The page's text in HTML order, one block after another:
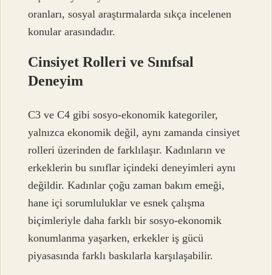
oranları, sosyal araştırmalarda sıkça incelenen
konular arasındadır.
Cinsiyet Rolleri ve Sınıfsal
Deneyim
C3 ve C4 gibi sosyo-ekonomik kategoriler,
yalnızca ekonomik değil, aynı zamanda cinsiyet
rolleri üzerinden de farklılaşır. Kadınların ve
erkeklerin bu sınıflar içindeki deneyimleri aynı
değildir. Kadınlar çoğu zaman bakım emeği,
hane içi sorumluluklar ve esnek çalışma
biçimleriyle daha farklı bir sosyo-ekonomik
konumlanma yaşarken, erkekler iş gücü
piyasasında farklı baskılarla karşılaşabilir.